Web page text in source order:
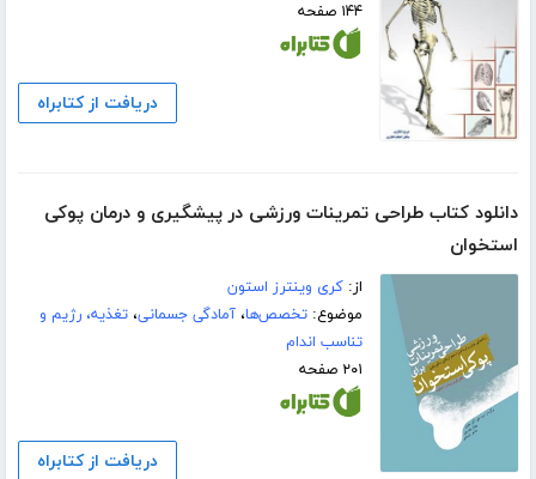
۱۴۴ صفحه
دریافت از کتابراه
دانلود کتاب طراحی تمرینات ورزشی در پیشگیری و درمان پوکی
استخوان
از:کری وینترز استون
موضوع:تخصص‌ها،آمادگی جسمانی،تغذیه، رژیم و
تناسب اندام
۲۰۱ صفحه
دریافت از کتابراه